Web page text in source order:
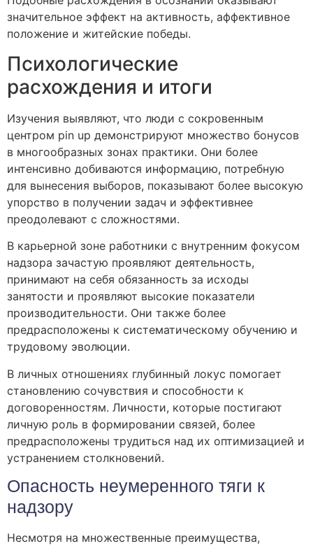
значительное эффект на активность, аффективное
положение и житейские победы.
Психологические
расхождения и итоги
Изучения выявляют, что люди с сокровенным
центром pin up демонстрируют множество бонусов
в многообразных зонах практики. Они более
интенсивно добиваются информацию, потребную
для вынесения выборов, показывают более высокую
упорство в получении задач и эффективнее
преодолевают с сложностями.
В карьерной зоне работники с внутренним фокусом
надзора зачастую проявляют деятельность,
принимают на себя обязанность за исходы
занятости и проявляют высокие показатели
производительности. Они также более
предрасположены к систематическому обучению и
трудовому эволюции.
В личных отношениях глубинный локус помогает
становлению сочувствия и способности к
договоренностям. Личности, которые постигают
личную роль в формировании связей, более
предрасположены трудиться над их оптимизацией и
устранением столкновений.
Опасность неумеренного тяги к
надзору
Несмотря на множественные преимущества,